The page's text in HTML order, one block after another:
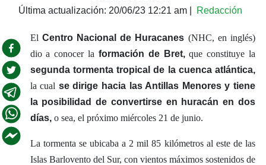
Última actualización: 20/06/23 12:21 am| Redacción
El Centro Nacional de Huracanes (NHC, en inglés)
dio a conocer la formación de Bret,que constituye la
segunda tormenta tropical de la cuenca atlántica,
la cual se dirige hacia las Antillas Menores y tiene
la posibilidad de convertirse en huracán en dos
días,o sea, el próximo miércoles 21 de junio.
La tormenta se ubicaba a 2 mil 85 kilómetros al este de las
Islas Barlovento del Sur, con vientos máximos sostenidos de